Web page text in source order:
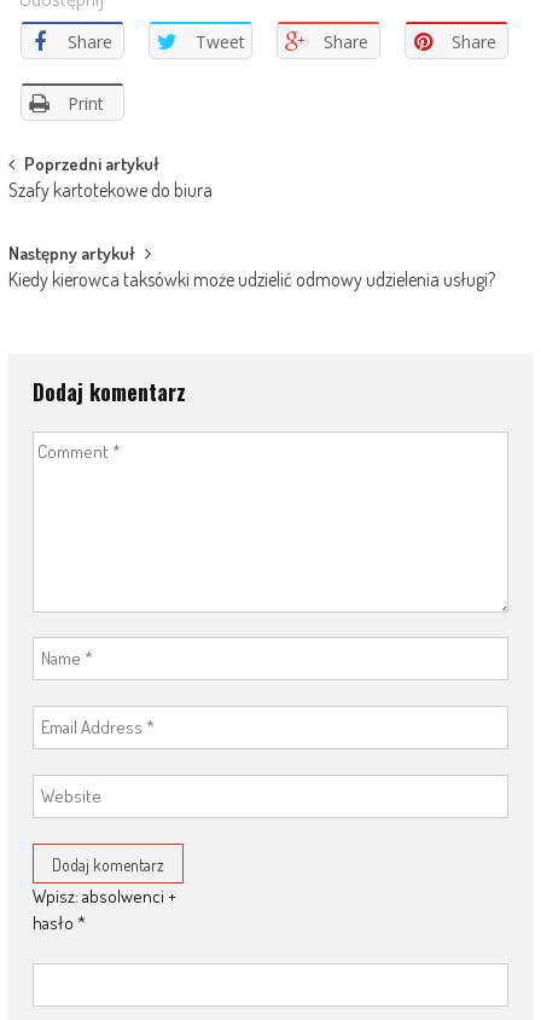
Share
Tweet Share Share
Print
Post
navigation
Poprzedni artykuł
Szafy kartotekowe do biura
Następny artykuł
Kiedy kierowca taksówki może udzielić odmowy udzielenia usługi?
Dodaj komentarz
Wpisz: absolwenci +
hasło *